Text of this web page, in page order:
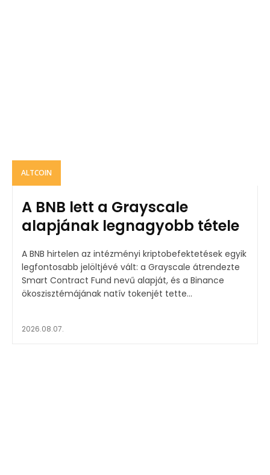
ALTCOIN
A BNB lett a Grayscale
alapjának legnagyobb tétele
A BNB hirtelen az intézményi kriptobefektetések egyik
legfontosabb jelöltjévé vált: a Grayscale átrendezte
Smart Contract Fund nevű alapját, és a Binance
ökoszisztémájának natív tokenjét tette...
2026.08.07.